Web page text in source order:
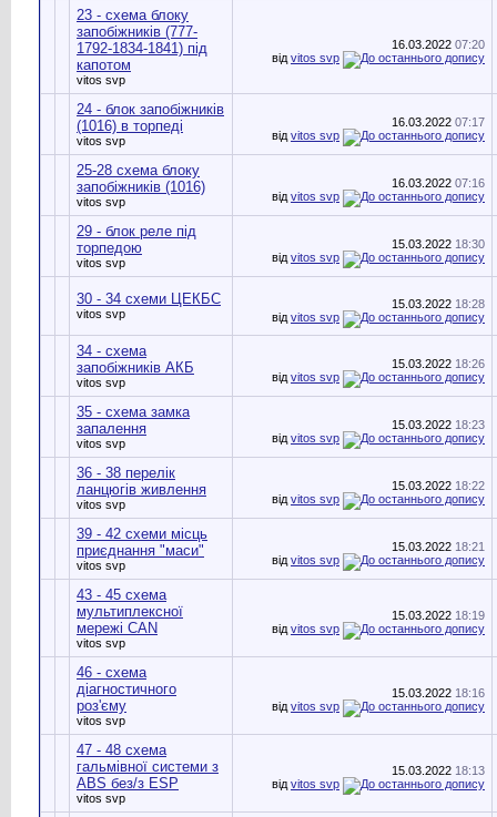
23 - схема блоку
запобіжників (777-
1792-1834-1841) під
капотом
vitos svp
16.03.2022 07:20
від vitos svp
24 - блок запобіжників
(1016) в торпеді
vitos svp
16.03.2022 07:17
від vitos svp
25-28 схема блоку
запобіжників (1016)
vitos svp
16.03.2022 07:16
від vitos svp
29 - блок реле під
торпедою
vitos svp
15.03.2022 18:30
від vitos svp
30 - 34 схеми ЦЕКБС
vitos svp
15.03.2022 18:28
від vitos svp
34 - схема
запобіжників АКБ
vitos svp
15.03.2022 18:26
від vitos svp
35 - схема замка
запалення
vitos svp
15.03.2022 18:23
від vitos svp
36 - 38 перелік
ланцюгів живлення
vitos svp
15.03.2022 18:22
від vitos svp
39 - 42 схеми місць
приєднання "маси"
vitos svp
15.03.2022 18:21
від vitos svp
43 - 45 схема
мультиплексної
мережі CAN
vitos svp
15.03.2022 18:19
від vitos svp
46 - схема
діагностичного
роз'єму
vitos svp
15.03.2022 18:16
від vitos svp
47 - 48 схема
гальмівної системи з
ABS без/з ESP
vitos svp
15.03.2022 18:13
від vitos svp